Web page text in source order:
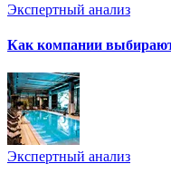
Экспертный анализ
Как компании
Экспертный анализ